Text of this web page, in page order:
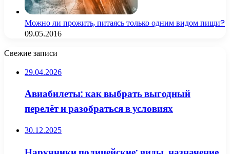
Можно ли прожить, питаясь только одним видом пищи?
09.05.2016
Свежие записи
29.04.2026
Авиабилеты: как выбрать выгодный
перелёт и разобраться в условиях
30.12.2025